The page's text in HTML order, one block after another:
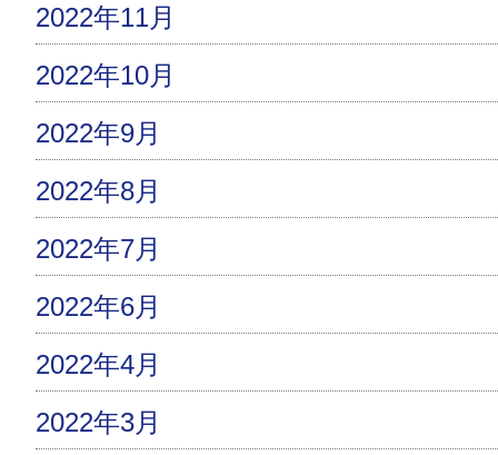
2022年11月
2022年10月
2022年9月
2022年8月
2022年7月
2022年6月
2022年4月
2022年3月